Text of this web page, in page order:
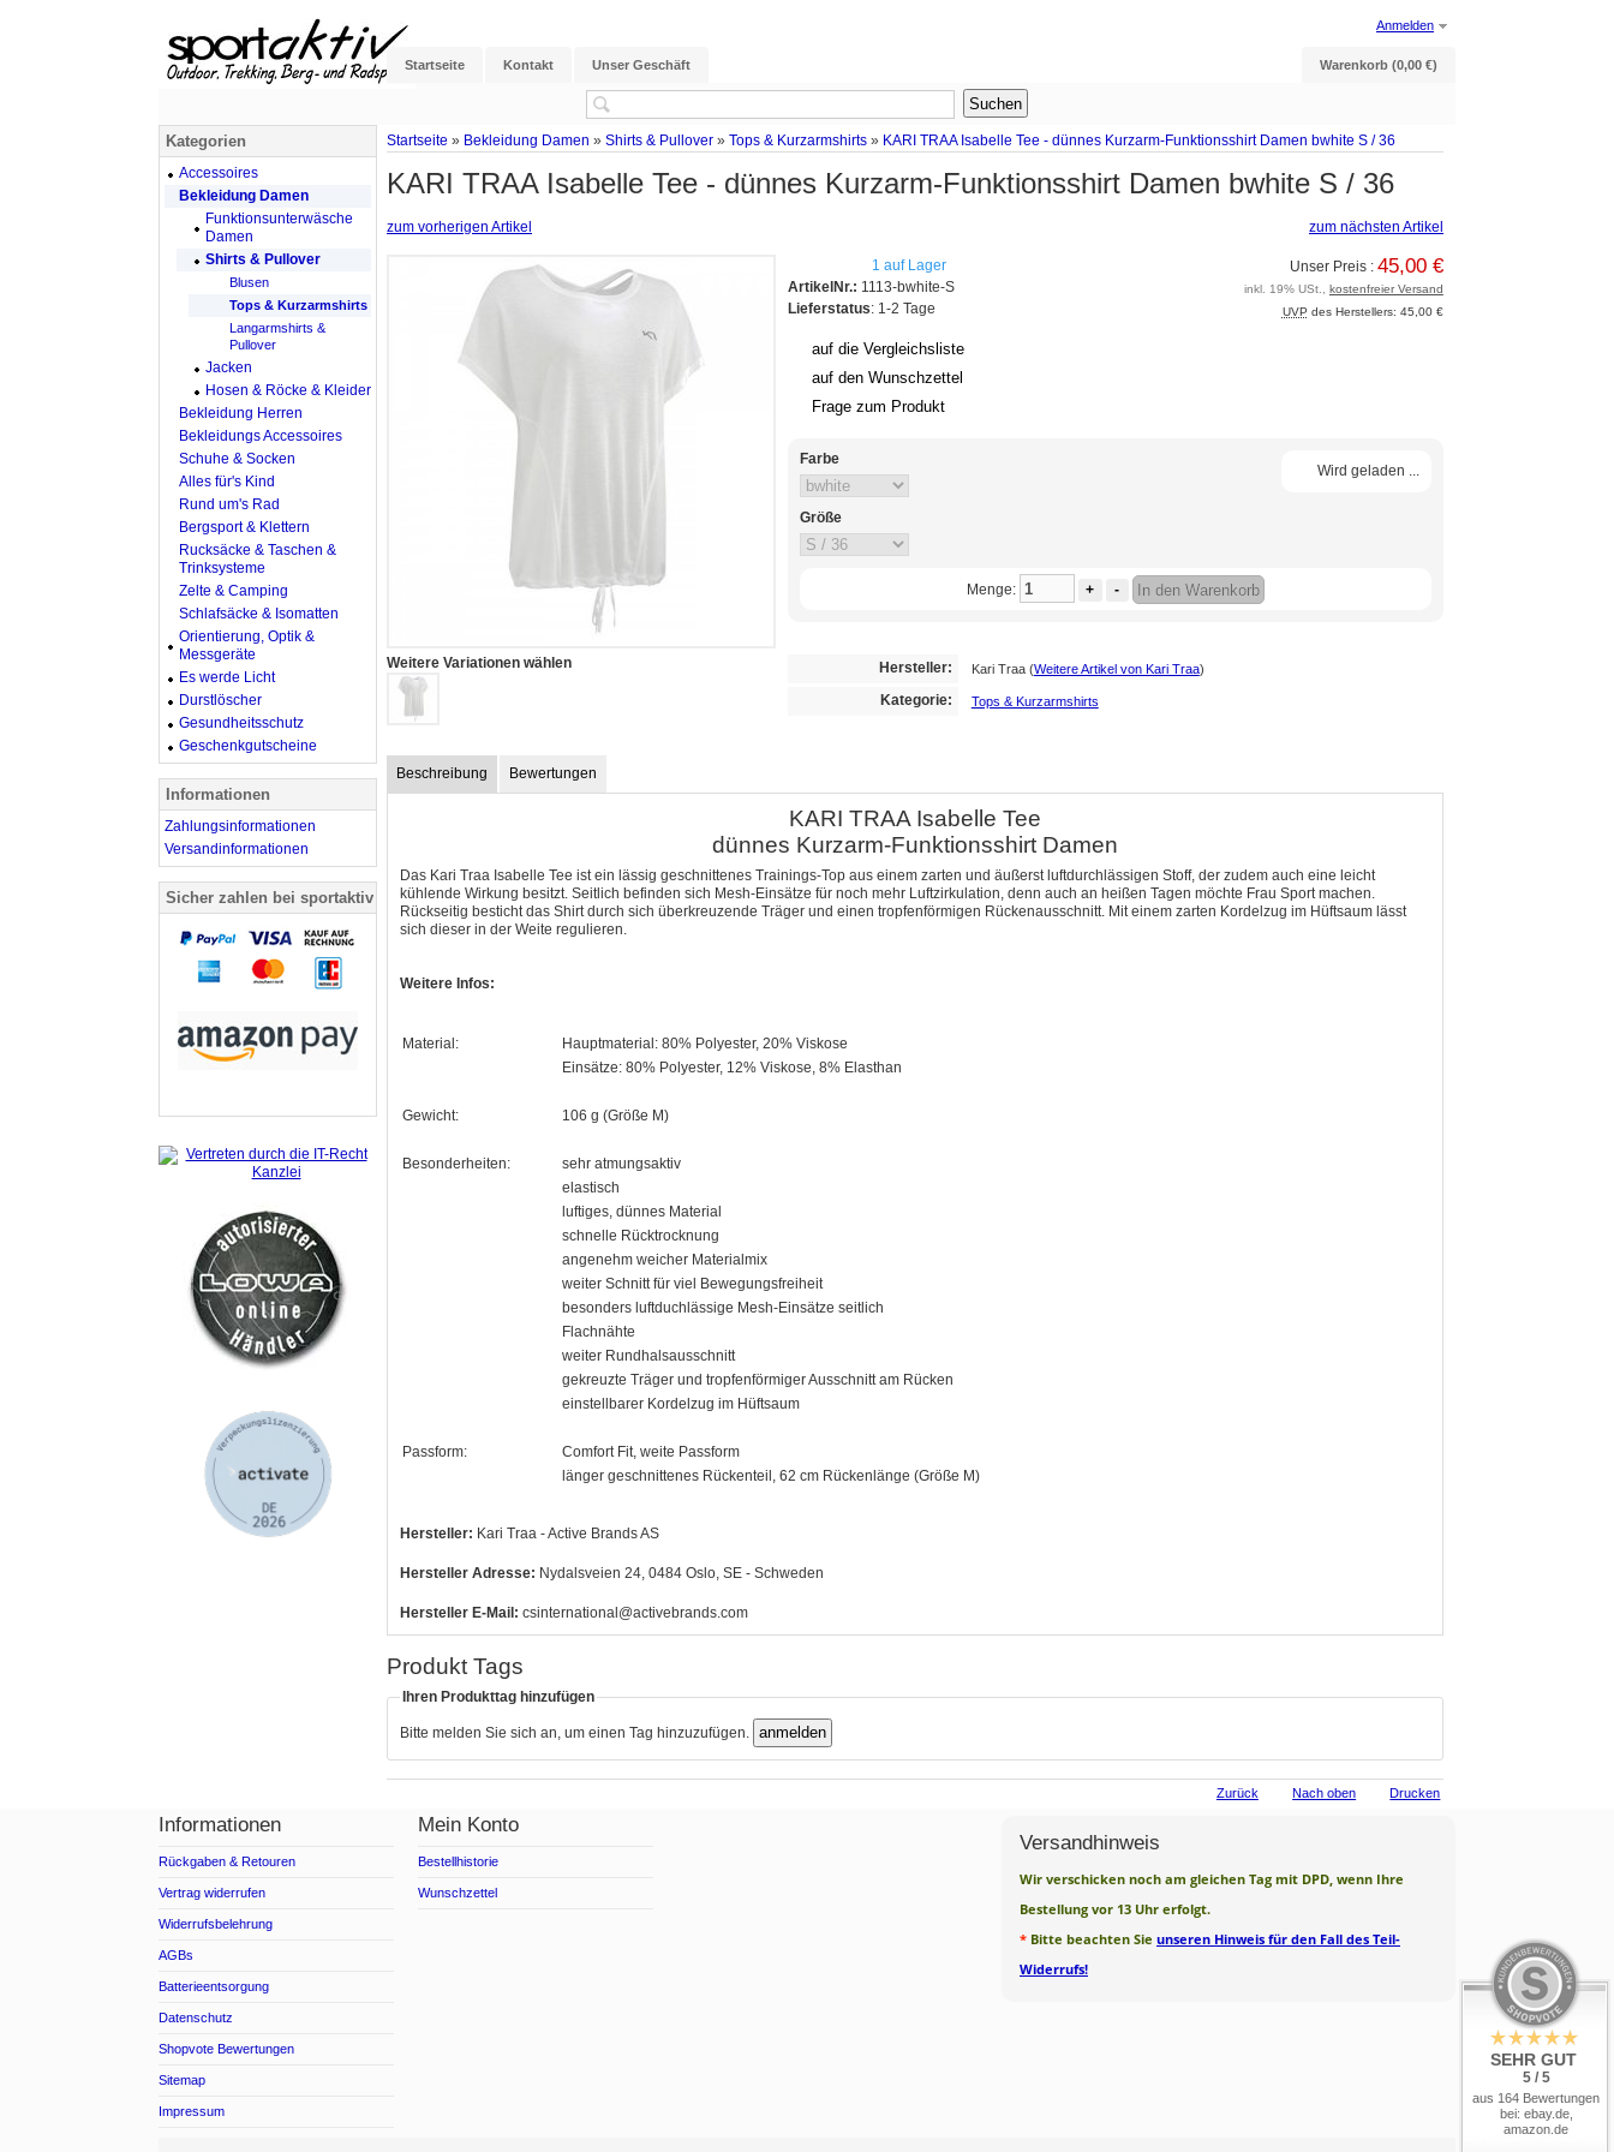
Startseite Kontakt Unser Geschäft Warenkorb (0,00 €)
Anmelden
Startseite » Bekleidung Damen » Shirts & Pullover » Tops & Kurzarmshirts » KARI TRAA Isabelle Tee - dünnes Kurzarm-Funktionsshirt Damen bwhite S / 36
KARI TRAA Isabelle Tee - dünnes Kurzarm-Funktionsshirt Damen bwhite S / 36
zum vorherigen Artikel zum nächsten Artikel
Weitere Variationen wählen
1 auf Lager
ArtikelNr.: 1113-bwhite-S
Lieferstatus: 1-2 Tage
auf die Vergleichsliste
auf den Wunschzettel
Frage zum Produkt
Unser Preis : 45,00 €
inkl. 19% USt., kostenfreier Versand
UVP des Herstellers: 45,00 €
Wird geladen ...
Farbe
Größe
Menge: + - In den Warenkorb
Hersteller: Kari Traa (Weitere Artikel von Kari Traa)
Kategorie: Tops & Kurzarmshirts
Beschreibung Bewertungen
KARI TRAA Isabelle Tee
dünnes Kurzarm-Funktionsshirt Damen
Das Kari Traa Isabelle Tee ist ein lässig geschnittenes Trainings-Top aus einem zarten und äußerst luftdurchlässigen Stoff, der zudem auch eine leicht
kühlende Wirkung besitzt. Seitlich befinden sich Mesh-Einsätze für noch mehr Luftzirkulation, denn auch an heißen Tagen möchte Frau Sport machen.
Rückseitig besticht das Shirt durch sich überkreuzende Träger und einen tropfenförmigen Rückenausschnitt. Mit einem zarten Kordelzug im Hüftsaum lässt
sich dieser in der Weite regulieren.
Weitere Infos:
Material:
Hauptmaterial: 80% Polyester, 20% Viskose
Einsätze: 80% Polyester, 12% Viskose, 8% Elasthan
Gewicht: 106 g (Größe M)
Besonderheiten:
sehr atmungsaktiv
elastisch
luftiges, dünnes Material
schnelle Rücktrocknung
angenehm weicher Materialmix
weiter Schnitt für viel Bewegungsfreiheit
besonders luftduchlässige Mesh-Einsätze seitlich
Flachnähte
weiter Rundhalsausschnitt
gekreuzte Träger und tropfenförmiger Ausschnitt am Rücken
einstellbarer Kordelzug im Hüftsaum
Passform:
Comfort Fit, weite Passform
länger geschnittenes Rückenteil, 62 cm Rückenlänge (Größe M)
Hersteller: Kari Traa - Active Brands AS
Hersteller Adresse: Nydalsveien 24, 0484 Oslo, SE - Schweden
Hersteller E-Mail: csinternational@activebrands.com
Produkt Tags
Ihren Produkttag hinzufügen
Bitte melden Sie sich an, um einen Tag hinzuzufügen.
Zurück Nach oben Drucken
Kategorien
Accessoires
Bekleidung Damen
Funktionsunterwäsche
Damen
Shirts & Pullover
Blusen
Tops & Kurzarmshirts
Langarmshirts &
Pullover
Jacken
Hosen & Röcke & Kleider
Bekleidung Herren
Bekleidungs Accessoires
Schuhe & Socken
Alles für's Kind
Rund um's Rad
Bergsport & Klettern
Rucksäcke & Taschen &
Trinksysteme
Zelte & Camping
Schlafsäcke & Isomatten
Orientierung, Optik &
Messgeräte
Es werde Licht
Durstlöscher
Gesundheitsschutz
Geschenkgutscheine
Informationen
Zahlungsinformationen
Versandinformationen
Sicher zahlen bei sportaktiv
Informationen
Rückgaben & Retouren
Vertrag widerrufen
Widerrufsbelehrung
AGBs
Batterieentsorgung
Datenschutz
Shopvote Bewertungen
Sitemap
Impressum
Mein Konto
Bestellhistorie
Wunschzettel
Versandhinweis
Wir verschicken noch am gleichen Tag mit DPD, wenn Ihre
Bestellung vor 13 Uhr erfolgt.
* Bitte beachten Sie unseren Hinweis für den Fall des Teil-
Widerrufs!
SEHR GUT
5 / 5
aus 164 Bewertungen
bei: ebay.de,
amazon.de